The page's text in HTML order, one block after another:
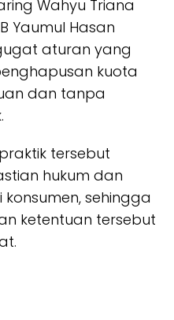
Wahyu Triana
Yaumul Hasan
aturan yang
kuota
dan tanpa
tersebut
hukum dan
sehingga
ketentuan tersebut